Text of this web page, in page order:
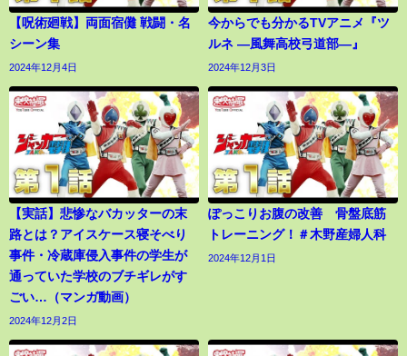
【呪術廻戦】両面宿儺 戦闘・名
シーン集
2024年12月4日
今からでも分かるTVアニメ『ツ
ルネ ―風舞高校弓道部―』
2024年12月3日
【実話】悲惨なバカッターの末
路とは？アイスケース寝そべり
事件・冷蔵庫侵入事件の学生が
通っていた学校のブチギレがす
ごい…（マンガ動画）
2024年12月2日
ぽっこりお腹の改善 骨盤底筋
トレーニング！＃木野産婦人科
2024年12月1日